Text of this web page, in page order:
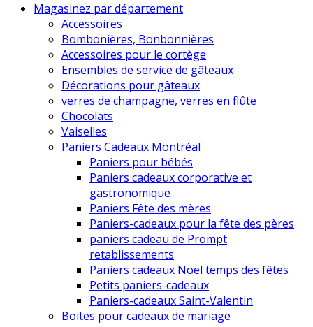
Magasinez par département
Accessoires
Bombonières, Bonbonnières
Accessoires pour le cortège
Ensembles de service de gâteaux
Décorations pour gâteaux
verres de champagne, verres en flûte
Chocolats
Vaiselles
Paniers Cadeaux Montréal
Paniers pour bébés
Paniers cadeaux corporative et
gastronomique
Paniers Fête des mères
Paniers-cadeaux pour la fête des pères
paniers cadeau de Prompt
retablissements
Paniers cadeaux Noël temps des fêtes
Petits paniers-cadeaux
Paniers-cadeaux Saint-Valentin
Boites pour cadeaux de mariage